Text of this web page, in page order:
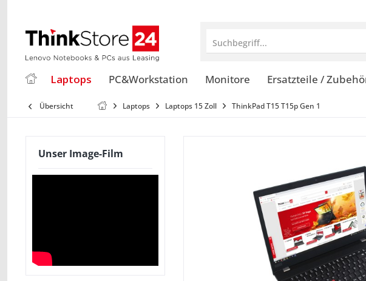
Suchbegriff...
Laptops PC&Workstation Monitore Ersatzteile /
Übersicht Laptops Laptops 15 Zoll ThinkPad T15 T15p Gen 1
Unser Image-Film